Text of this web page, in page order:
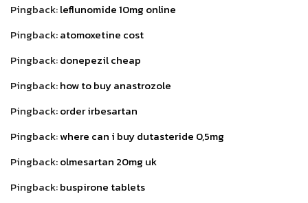
Pingback:leflunomide 10mg online
Pingback:atomoxetine cost
Pingback:donepezil cheap
Pingback:how to buy anastrozole
Pingback:order irbesartan
Pingback:where can i buy dutasteride 0,5mg
Pingback:olmesartan 20mg uk
Pingback:buspirone tablets